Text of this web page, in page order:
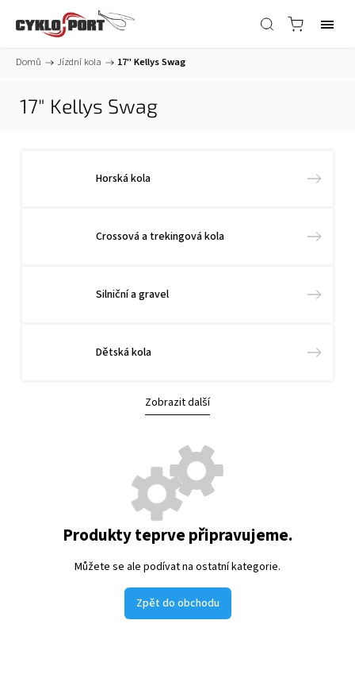
Domů / Jízdní kola / 17" Kellys Swag
17" Kellys Swag
Horská kola
Crossová a trekingová kola
Silniční a gravel
Dětská kola
Zobrazit další
Produkty teprve připravujeme.
Můžete se ale podívat na ostatní kategorie.
Zpět do obchodu